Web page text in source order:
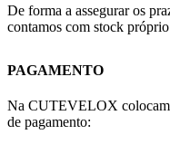
De forma a assegurar os
contamos com stock
PAGAMENTO
Na CUTEVELOX
de pagamento: